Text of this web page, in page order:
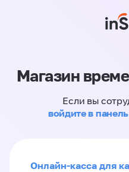
Магазин
Если вы
войдите в
Онлайн-касса для